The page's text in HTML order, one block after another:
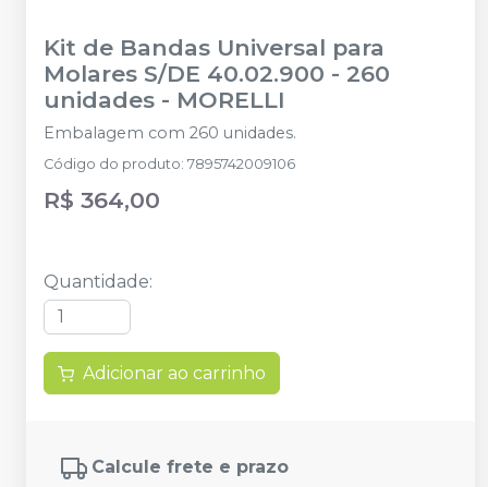
Kit de Bandas Universal para
Molares S/DE 40.02.900 - 260
unidades - MORELLI
Embalagem com 260 unidades.
Código do produto: 7895742009106
R$ 364,00
Quantidade:
Adicionar ao carrinho
Calcule frete e prazo